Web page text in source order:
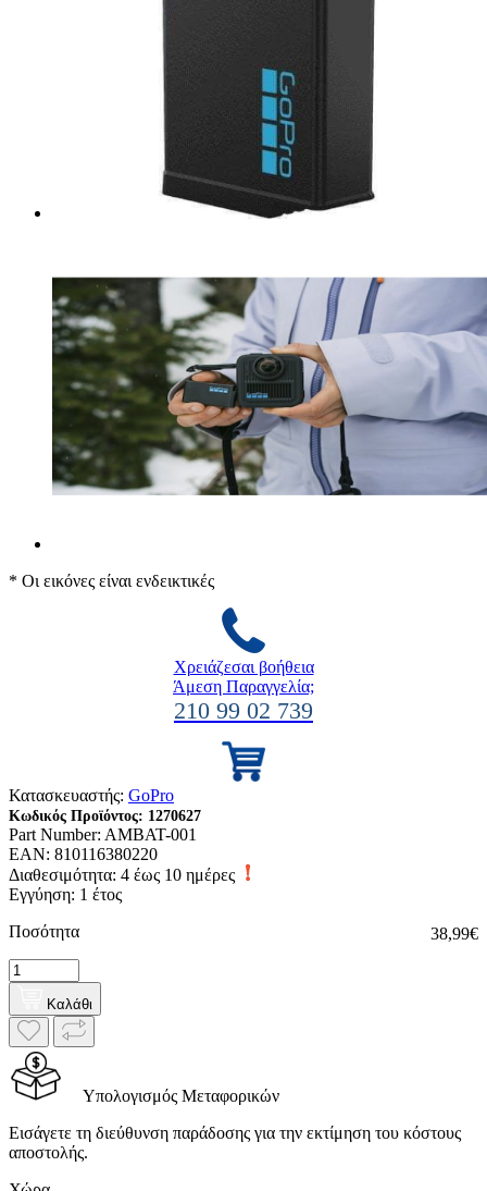
* Οι εικόνες είναι ενδεικτικές
Χρειάζεσαι βοήθεια
Άμεση Παραγγελία;
210 99 02 739
Κατασκευαστής: GoPro
Κωδικός Προϊόντος: 1270627
Part Number: AMBAT-001
EAN: 810116380220
Διαθεσιμότητα: 4 έως 10 ημέρες
Εγγύηση: 1 έτος
38,99€
Ποσότητα
Καλάθι
Υπολογισμός Μεταφορικών
Εισάγετε τη διεύθυνση παράδοσης για την εκτίμηση του κόστους
αποστολής.